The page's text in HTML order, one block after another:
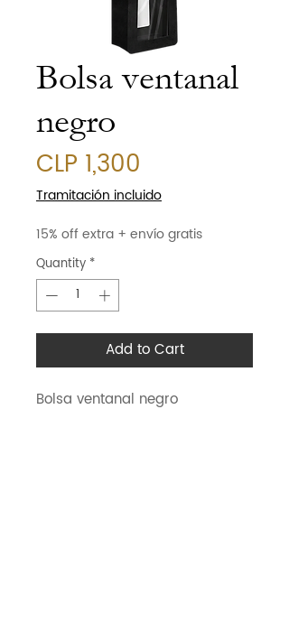
Bolsa ventanal
negro
CLP 1,300
Tramitación incluido
15% off extra + envío gratis
Quantity *
Add to Cart
Bolsa ventanal negro